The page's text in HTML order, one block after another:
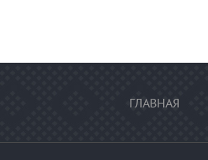
ГЛАВНАЯ